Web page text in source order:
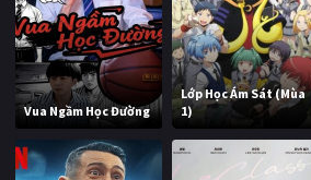
Vua Ngầm Học Đường
Lớp Học Ám Sát (Mùa
1)